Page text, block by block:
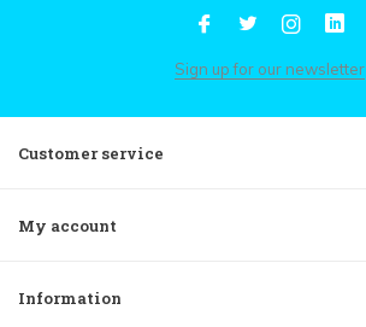
Sign up for our newsletter
Customer service
My account
Information